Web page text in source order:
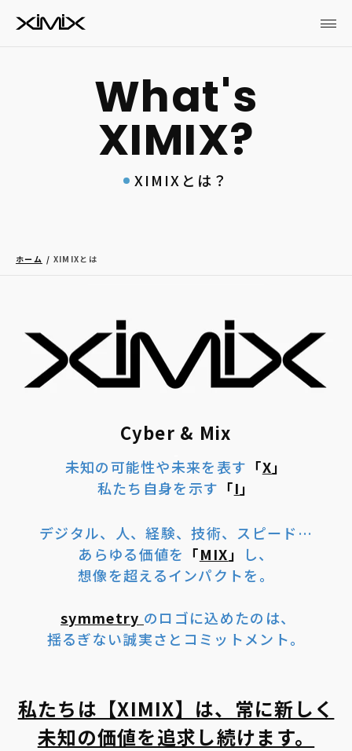
XIMIXとは？
ホーム XIMIXとは
Cyber & Mix
未知の可能性や未来を表す 「X」
私たち自身を示す 「I 」
デジタル、人、経験、技術、スピード…
あらゆる価値を 「MIX 」
し、
想像を超えるインパクトを。
symmetry のロゴに込めたのは、
揺るぎない誠実さとコミットメント。
私たちは【XIMIX】は、常に新しく
未知の価値を追求し続けます。